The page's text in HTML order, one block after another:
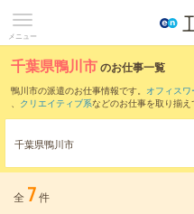
メニュー
千葉県鴨川市のお仕事一覧
鴨川市の派遣のお仕事情報です。 オフィス
、 クリエイティブ系などのお仕事を取り揃え
また、富津市・ など隣接
千葉県鴨川市
全 7件